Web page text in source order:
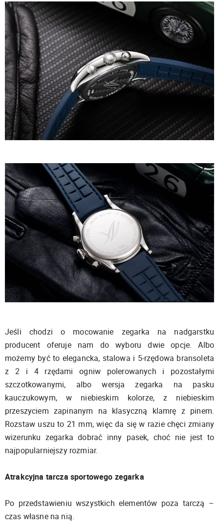
Jeśli chodzi o mocowanie zegarka na nadgarstku
producent oferuje nam do wyboru dwie opcje. Albo
możemy być to elegancka, stalowa i 5-rzędowa bransoleta
z 2 i 4 rzędami ogniw polerowanych i pozostałymi
szczotkowanymi, albo wersja zegarka na pasku
kauczukowym, w niebieskim kolorze, z niebieskim
przeszyciem zapinanym na klasyczną klamrę z pinem.
Rozstaw uszu to 21 mm, więc da się w razie chęci zmiany
wizerunku zegarka dobrać inny pasek, choć nie jest to
najpopularniejszy rozmiar.
Atrakcyjna tarcza sportowego zegarka
Po przedstawieniu wszystkich elementów poza tarczą –
czas własne na nią.